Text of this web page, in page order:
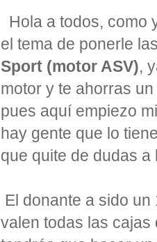
Hola a todos, como
el tema de ponerle
Sport (motor ASV),
motor y te ahorras
pues aquí empiezo
hay gente que lo
que quite de dudas a
El donante a sido
valen todas las cajas